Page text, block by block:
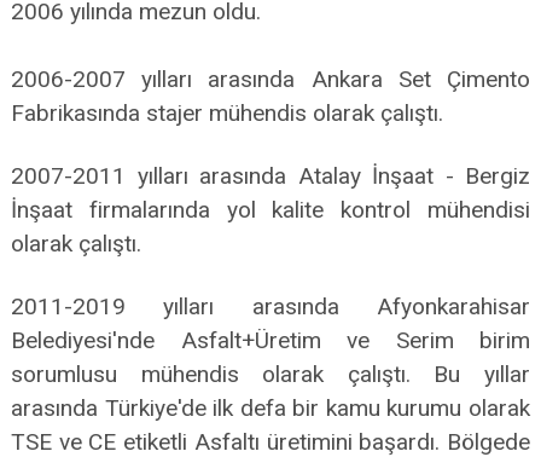
2006 yılında mezun oldu.
2006-2007 yılları arasında Ankara Set Çimento
Fabrikasında stajer mühendis olarak çalıştı.
2007-2011 yılları arasında Atalay İnşaat - Bergiz
İnşaat firmalarında yol kalite kontrol mühendisi
olarak çalıştı.
2011-2019 yılları arasında Afyonkarahisar
Belediyesi'nde Asfalt+Üretim ve Serim birim
sorumlusu mühendis olarak çalıştı. Bu yıllar
arasında Türkiye'de ilk defa bir kamu kurumu olarak
TSE ve CE etiketli Asfaltı üretimini başardı. Bölgede